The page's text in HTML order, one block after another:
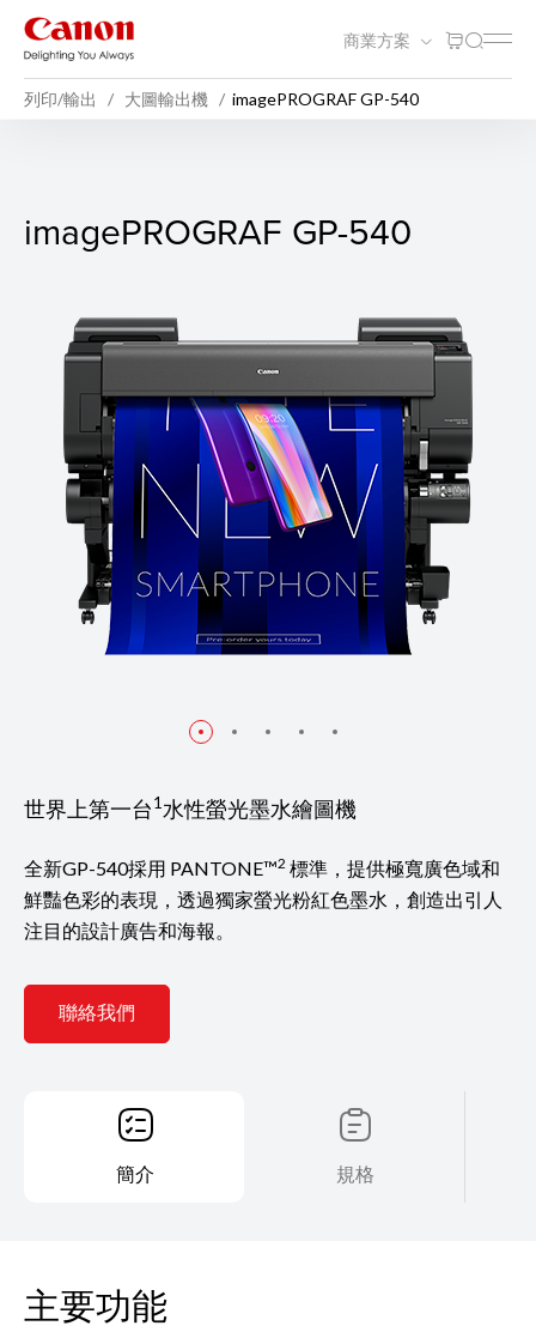
商業方案
列印/輸出 大圖輸出機 imagePROGRAF GP-540
imagePROGRAF GP-540
imagePROGRAF GP-540
世界上第一台1 水性螢光墨水繪圖機
全新GP-540採用 PANTONE™2 標準，提供極寬廣色域和
鮮豔色彩的表現，透過獨家螢光粉紅色墨水，創造出引人
注目的設計廣告和海報。
聯絡我們
簡介 規格
主要功能